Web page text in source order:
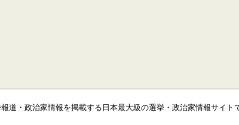
道・政治家情報を掲載する日本最大級の選挙・政治家情報サイト